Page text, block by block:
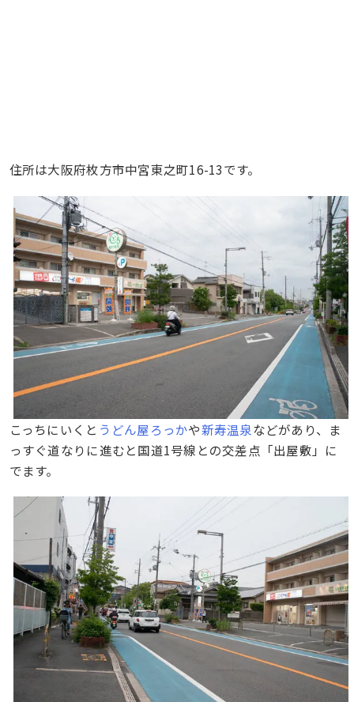
住所は大阪府枚方市中宮東之町16-13です。
こっちにいくと うどん屋ろっかや新寿温泉などがあり、ま
っすぐ道なりに進むと国道1号線との交差点「出屋敷」に
でます。